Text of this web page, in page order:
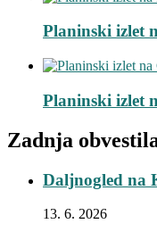
Planinski izlet
Planinski izlet
Zadnja
Daljnogled na
13. 6. 2026